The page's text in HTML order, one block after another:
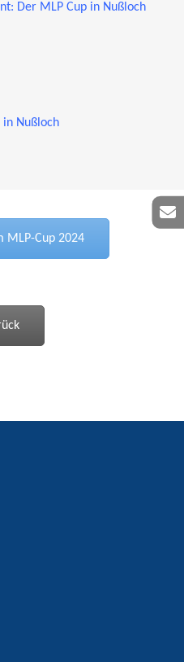
Der MLP Cup in Nußloch
in Nußloch
MLP-Cup 2024